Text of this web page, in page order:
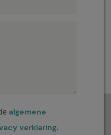
algemene
verklaring.